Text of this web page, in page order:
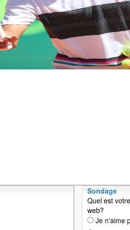
Sondage
Quel est
web?
Je n'aime